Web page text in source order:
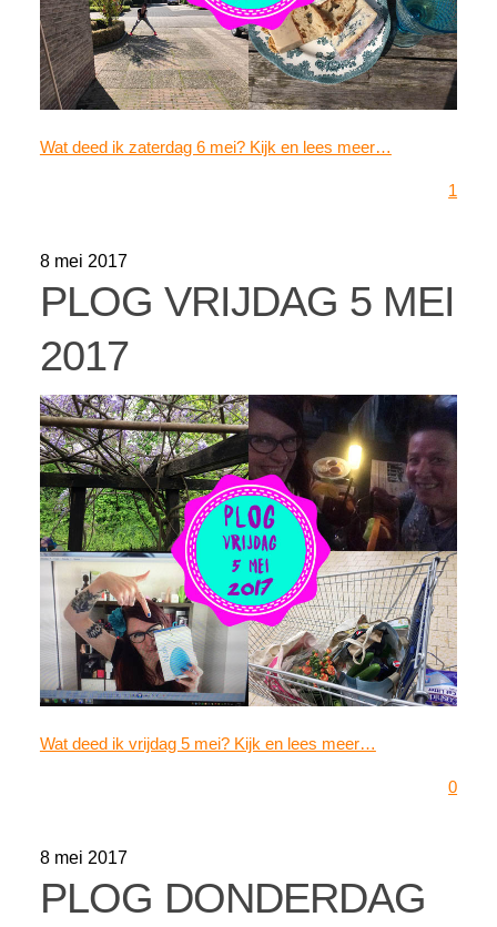
Wat deed ik zaterdag 6 mei? Kijk en lees meer…
1
8 mei 2017
PLOG VRIJDAG 5 MEI
2017
Wat deed ik vrijdag 5 mei? Kijk en lees meer…
0
8 mei 2017
PLOG DONDERDAG